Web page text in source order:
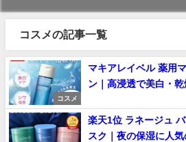
コスメの記事一覧
コスメ
マキアレイベル 薬用
ン｜高浸透で美白・
楽天1位 ラネージュ
スク｜夜の保湿に人